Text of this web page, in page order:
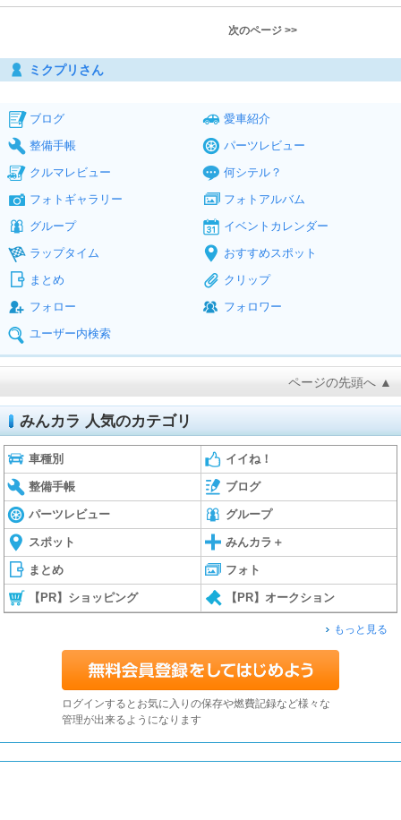
次のページ >>
ミクプリさん
ブログ
愛車紹介
整備手帳
パーツレビュー
クルマレビュー
何シテル？
フォトギャラリー
フォトアルバム
グループ
イベントカレンダー
ラップタイム
おすすめスポット
まとめ
クリップ
フォロー
フォロワー
ユーザー内検索
ページの先頭へ ▲
みんカラ 人気のカテゴリ
車種別 イイね！
整備手帳 ブログ
パーツレビュー グループ
スポット みんカラ＋
まとめ フォト
【PR】ショッピング 【PR】オークション
もっと見る
ログインするとお気に入りの保存や燃費記録など様々な
管理が出来るようになります